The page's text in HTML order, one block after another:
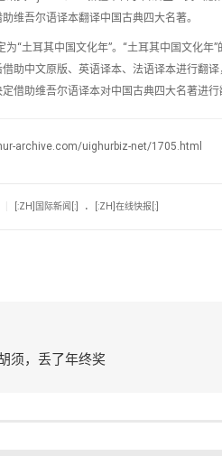
维吾尔语译本翻译中国古典四大名著。
为“土耳其中国文化年”。“土耳其中国文化
助中文原版、英语译本、法语译本进行翻
借助维吾尔语译本对中国古典四大名著进
archive.com/uighurbiz-net/1705.html
[:ZH]国际新闻[:] . [:ZH]在线快报[:]
须，丢了年终奖